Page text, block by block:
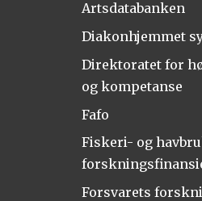
Artsdatabanken
Diakonhjemmet
Direktoratet for
og kompetanse
Fafo
Fiskeri- og
Forsvarets